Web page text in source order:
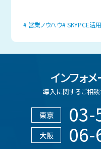
営業ノウハウ SKYPCE活
インフォ
導入に関するご相談
東京
大阪